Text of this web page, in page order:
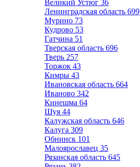
Великий Устюг 36
Ленинградская область 699
Мурино 73
Кудрово 53
Гатчина 51
Тверская область 696
Тверь 257
Торжок 43
Кимры 43
Ивановская область 664
Иваново 342
Кинешма 64
Шуя 44
Калужская область 646
Калуга 309
Обнинск 101
Малоярославец 35
Рязанская область 645